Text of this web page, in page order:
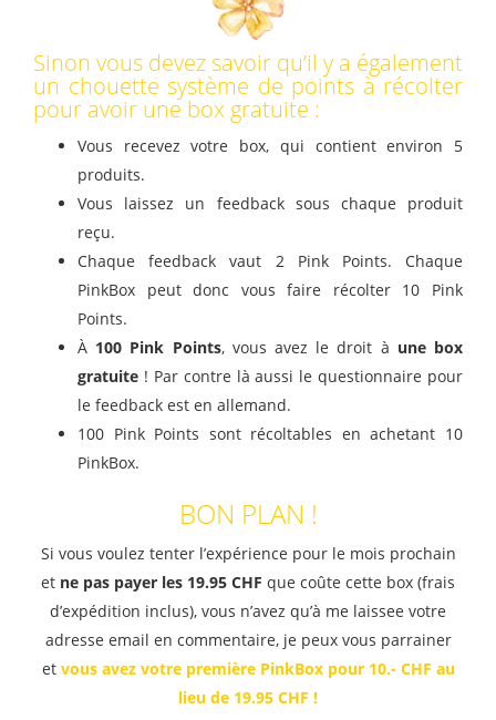
Sinon vous devez savoir qu’il y a également
un chouette système de points à récolter
pour avoir une box gratuite :
Vous recevez votre box, qui contient environ 5
produits.
Vous laissez un feedback sous chaque produit
reçu.
Chaque feedback vaut 2 Pink Points. Chaque
PinkBox peut donc vous faire récolter 10 Pink
Points.
À 100 Pink Points, vous avez le droit à une box
gratuite ! Par contre là aussi le questionnaire pour
le feedback est en allemand.
100 Pink Points sont récoltables en achetant 10
PinkBox.
BON PLAN !
Si vous voulez tenter l’expérience pour le mois prochain
et ne pas payer les 19.95 CHF que coûte cette box (frais
d’expédition inclus), vous n’avez qu’à me laissee votre
adresse email en commentaire, je peux vous parrainer
et vous avez votre première PinkBox pour 10.- CHF au
lieu de 19.95 CHF !